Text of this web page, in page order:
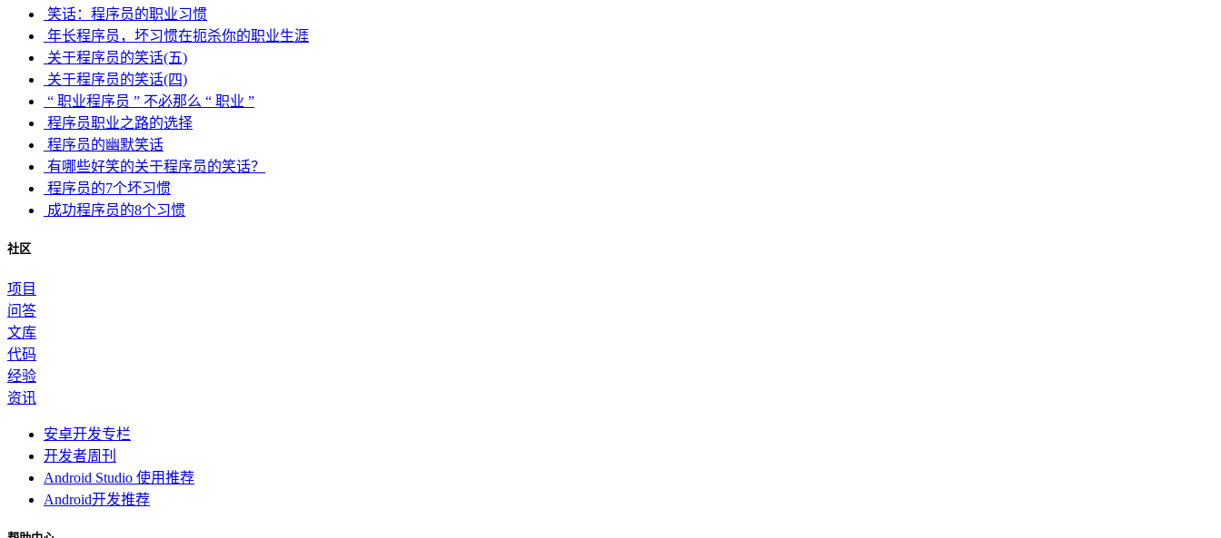
笑话：程序员的职业习惯
年长程序员，坏习惯在扼杀你的职业生涯
关于程序员的笑话(五)
关于程序员的笑话(四)
“ 职业程序员 ” 不必那么 “ 职业 ”
程序员职业之路的选择
程序员的幽默笑话
有哪些好笑的关于程序员的笑话？
程序员的7个坏习惯
成功程序员的8个习惯
社区
项目
问答
文库
代码
经验
资讯
安卓开发专栏
开发者周刊
Android Studio 使用推荐
Android开发推荐